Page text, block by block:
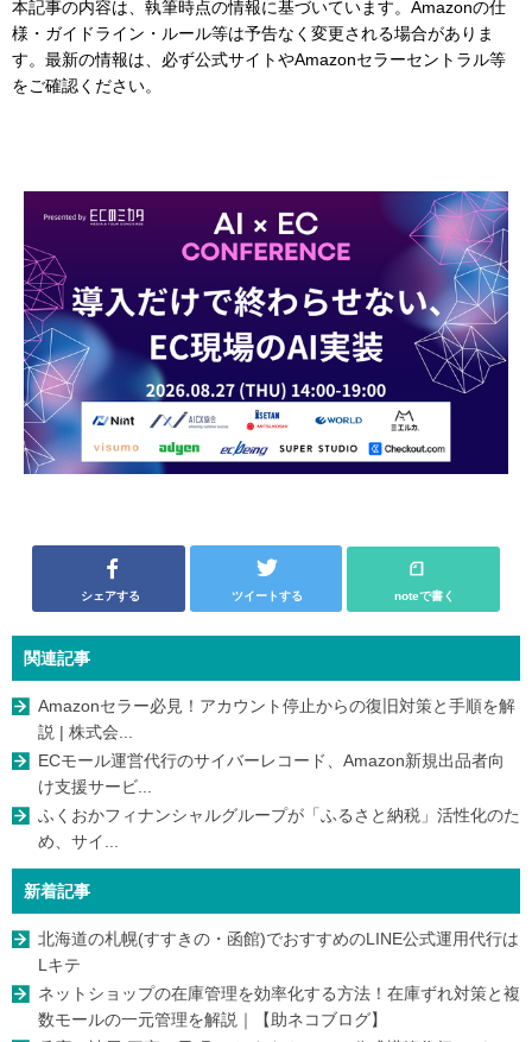
本記事の内容は、執筆時点の情報に基づいています。Amazonの仕
様・ガイドライン・ルール等は予告なく変更される場合がありま
す。最新の情報は、必ず公式サイトやAmazonセラーセントラル等
をご確認ください。
シェアする ツイートする noteで書く
関連記事
Amazonセラー必見！アカウント停止からの復旧対策と手順を解
説 | 株式会...
ECモール運営代行のサイバーレコード、Amazon新規出品者向
け支援サービ...
ふくおかフィナンシャルグループが「ふるさと納税」活性化のた
め、サイ...
新着記事
北海道の札幌(すすきの・函館)でおすすめのLINE公式運用代行は
Lキテ
ネットショップの在庫管理を効率化する方法！在庫ずれ対策と複
数モールの一元管理を解説｜【助ネコブログ】